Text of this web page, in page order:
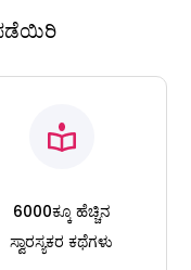
6000ಕ್ಕೂ ಹೆಚ್ಚಿನ
ಸ್ವಾರಸ್ಯಕರ ಕಥೆಗಳು